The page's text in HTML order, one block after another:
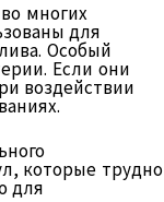
многих
для
Особый
Если они
воздействии
которые трудно
для